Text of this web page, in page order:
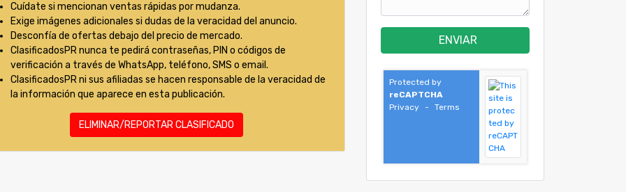
Cuídate si mencionan ventas rápidas por mudanza.
Exige imágenes adicionales si dudas de la veracidad del anuncio.
Desconfía de ofertas debajo del precio de mercado.
ClasificadosPR nunca te pedirá contraseñas, PIN o códigos de
verificación a través de WhatsApp, teléfono, SMS o email.
ClasificadosPR ni sus afiliadas se hacen responsable de la veracidad de
la información que aparece en esta publicación.
ELIMINAR/REPORTAR CLASIFICADO
ENVIAR
Protected by
reCAPTCHA
Privacy
- Terms